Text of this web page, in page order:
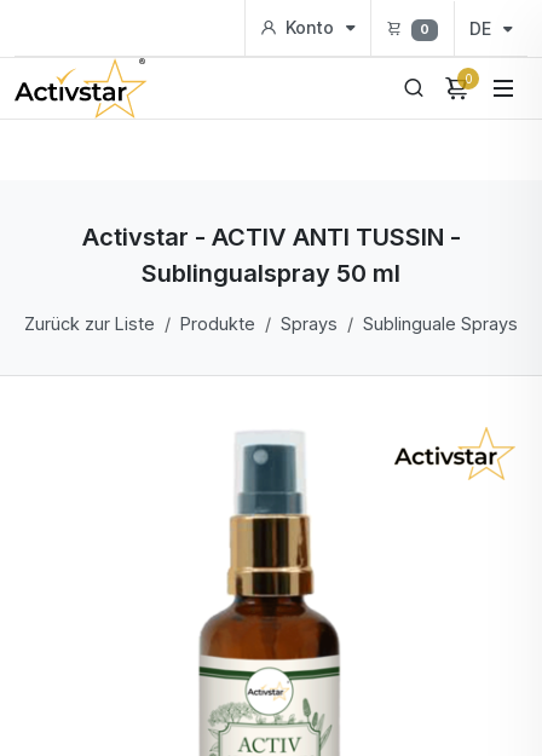
Konto 0 DE
0
Activstar - ACTIV ANTI TUSSIN -
Sublingualspray 50 ml
Zurück zur Liste Produkte Sprays Sublinguale Sprays